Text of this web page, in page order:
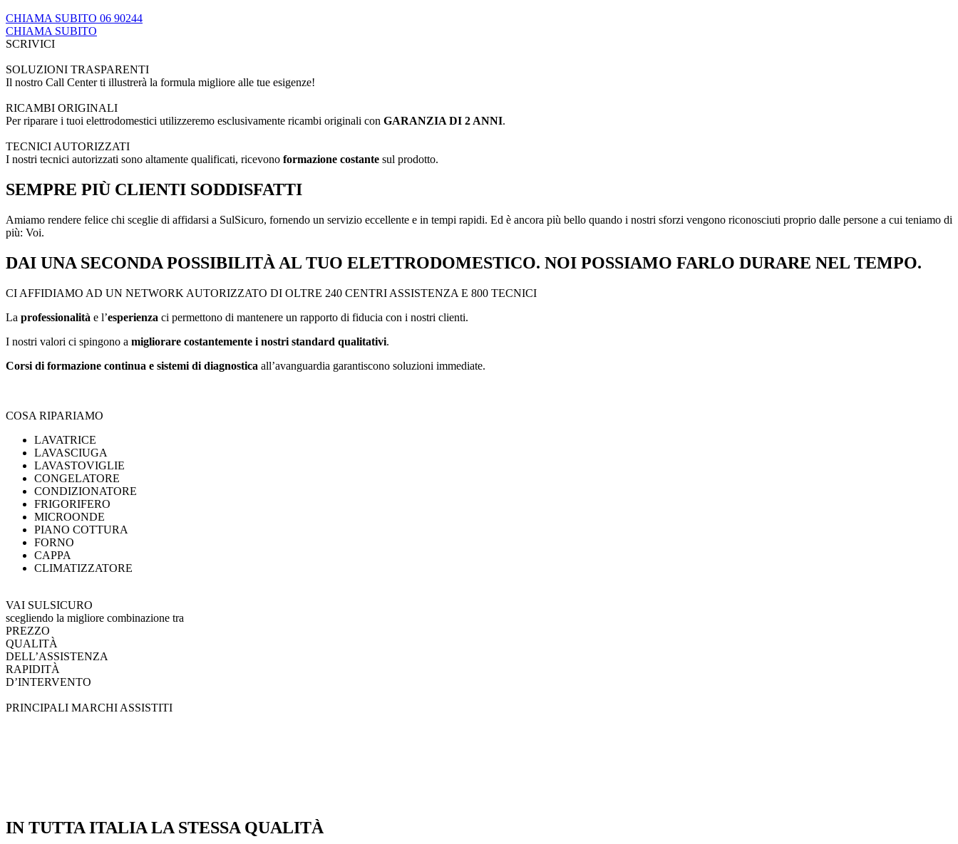
CHIAMA SUBITO 06 90244
CHIAMA SUBITO
SCRIVICI
SOLUZIONI TRASPARENTI
Il nostro Call Center ti illustrerà la formula migliore alle tue esigenze!
RICAMBI ORIGINALI
Per riparare i tuoi elettrodomestici utilizzeremo esclusivamente ricambi originali con GARANZIA DI 2 ANNI.
TECNICI AUTORIZZATI
I nostri tecnici autorizzati sono altamente qualificati, ricevono formazione costante sul prodotto.
SEMPRE PIÙ CLIENTI SODDISFATTI
Amiamo rendere felice chi sceglie di affidarsi a SulSicuro, fornendo un servizio eccellente e in tempi rapidi. Ed è ancora più bello quando i nostri sforzi vengono riconosciuti proprio dalle persone a cui teniamo di
più: Voi.
DAI UNA SECONDA POSSIBILITÀ AL TUO ELETTRODOMESTICO. NOI POSSIAMO FARLO DURARE NEL TEMPO.
CI AFFIDIAMO AD UN NETWORK AUTORIZZATO DI OLTRE 240 CENTRI ASSISTENZA E 800 TECNICI
La professionalità e l’esperienza ci permettono di mantenere un rapporto di fiducia con i nostri clienti.
I nostri valori ci spingono a migliorare costantemente i nostri standard qualitativi.
Corsi di formazione continua e sistemi di diagnostica all’avanguardia garantiscono soluzioni immediate.
COSA RIPARIAMO
LAVATRICE
LAVASCIUGA
LAVASTOVIGLIE
CONGELATORE
CONDIZIONATORE
FRIGORIFERO
MICROONDE
PIANO COTTURA
FORNO
CAPPA
CLIMATIZZATORE
VAI SULSICURO
scegliendo la migliore combinazione tra
PREZZO
QUALITÀ
DELL’ASSISTENZA
RAPIDITÀ
D’INTERVENTO
PRINCIPALI MARCHI ASSISTITI
IN TUTTA ITALIA LA STESSA QUALITÀ